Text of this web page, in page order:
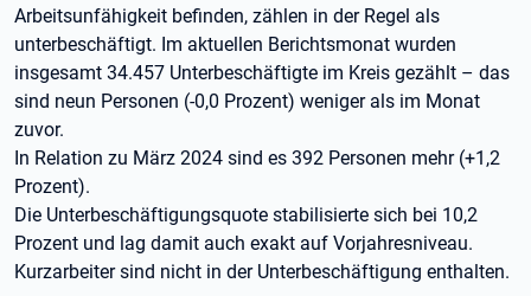
Arbeitsunfähigkeit befinden, zählen in der Regel als
unterbeschäftigt. Im aktuellen Berichtsmonat wurden
insgesamt 34.457 Unterbeschäftigte im Kreis gezählt – das
sind neun Personen (-0,0 Prozent) weniger als im Monat
zuvor.
In Relation zu März 2024 sind es 392 Personen mehr (+1,2
Prozent).
Die Unterbeschäftigungsquote stabilisierte sich bei 10,2
Prozent und lag damit auch exakt auf Vorjahresniveau.
Kurzarbeiter sind nicht in der Unterbeschäftigung enthalten.